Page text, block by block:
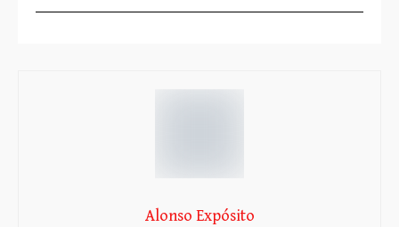
Alonso Expósito